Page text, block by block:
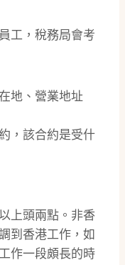
工，稅務局會考
地、營業地址
，該合約是受什
上頭兩點。非香
到香港工作，如
作一段頗長的時